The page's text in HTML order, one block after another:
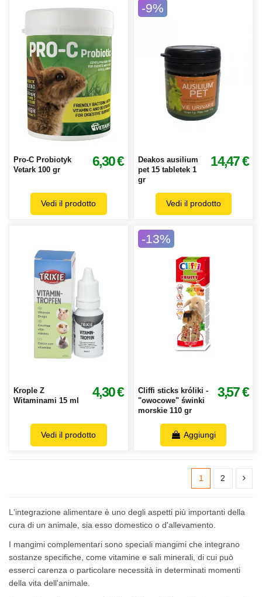
Pro-C Probiotyk
Vetark 100 gr
6,30 €
Vedi il prodotto
-9%
Deakos ausilium
pet 15 tabletek 1
gr
14,47 €
Vedi il prodotto
Krople Z
Witaminami 15 ml
4,30 €
Vedi il prodotto
-13%
Cliffi sticks króliki -
"owocowe" świnki
morskie 110 gr
3,57 €
Aggiungi
1 2
L'integrazione alimentare è uno degli aspetti più importanti della
cura di un animale, sia esso domestico o d'allevamento.
I mangimi complementari sono speciali mangimi che integrano
sostanze specifiche, come vitamine e sali minerali, di cui può
esserci carenza o particolare necessità in determinati momenti
della vita dell'animale.